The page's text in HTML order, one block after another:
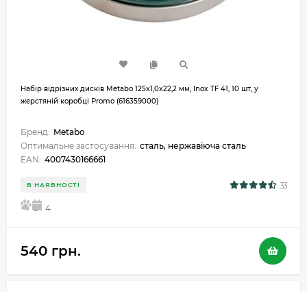
Набір відрізних дисків Metabo 125x1,0x22,2 мм, Inox TF 41, 10 шт, у
жерстяній коробці Promo (616359000)
Бренд: Metabo
Оптимальне застосування: сталь, нержавіюча сталь
EAN: 4007430166661
В НАЯВНОСТІ 33
5 4
540 грн.